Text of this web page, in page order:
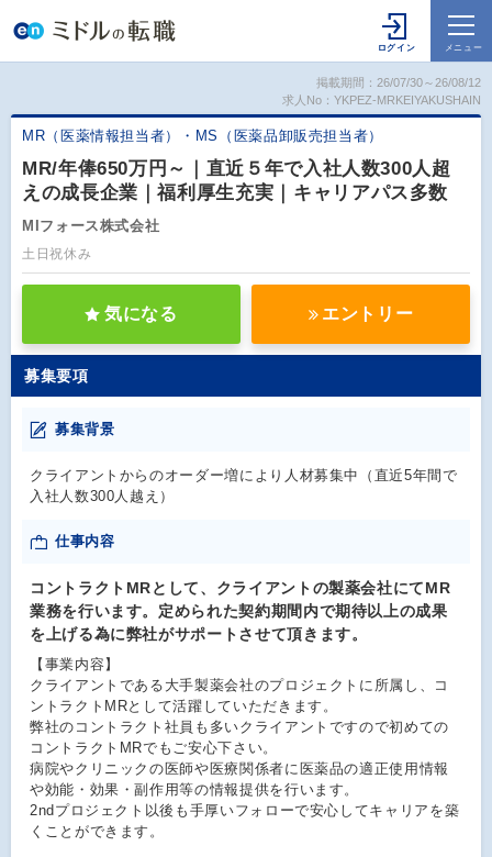
掲載期間：26/07/30～26/08/12
求人No：YKPEZ-MRKEIYAKUSHAIN
MR（医薬情報担当者）・MS（医薬品卸販売担当者）
MR/年俸650万円～｜直近５年で入社人数300人超
えの成長企業｜福利厚生充実｜キャリアパス多数
MIフォース株式会社
土日祝休み
気になる エントリー
募集要項
募集背景
クライアントからのオーダー増により人材募集中（直近5年間で
入社人数300人越え）
仕事内容
コントラクトMRとして、クライアントの製薬会社にてMR
業務を行います。定められた契約期間内で期待以上の成果
を上げる為に弊社がサポートさせて頂きます。
【事業内容】
クライアントである大手製薬会社のプロジェクトに所属し、コ
ントラクトMRとして活躍していただきます。
弊社のコントラクト社員も多いクライアントですので初めての
コントラクトMRでもご安心下さい。
病院やクリニックの医師や医療関係者に医薬品の適正使用情報
や効能・効果・副作用等の情報提供を行います。
2ndプロジェクト以後も手厚いフォローで安心してキャリアを築
くことができます。